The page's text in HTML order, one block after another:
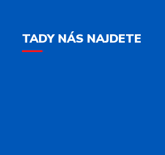
TADY NÁS NAJDETE